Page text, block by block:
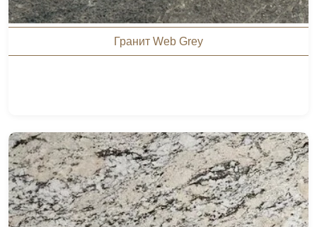
Гранит Web Grey